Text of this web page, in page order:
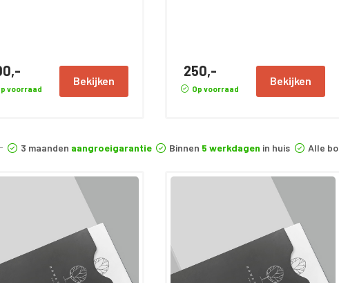
voorraad
Bekijken
250,-
Op voorraad
Bekijken
3 maanden aangroeigarantie Binnen 5 werkdagen in huis Alle